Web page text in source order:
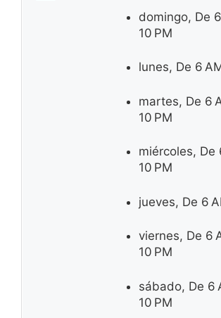
domingo, De
10 PM
lunes, De 6
martes, De 6
10 PM
miércoles, De
10 PM
jueves, De 6
viernes, De 6
10 PM
sábado, De 6
10 PM